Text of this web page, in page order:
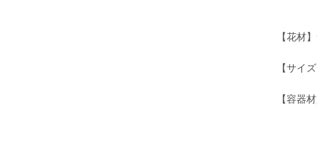
【花材
【サイ
【容器